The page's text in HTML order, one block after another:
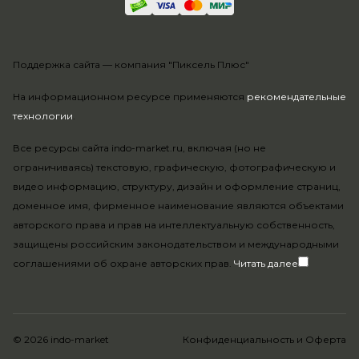
На информационном ресурсе применяются рекомендательные
технологии.
Все ресурсы сайта indo-market.ru, включая (но не
ограничиваясь) текстовую, графическую, фотографическую и
видео информацию, структуру, дизайн и оформление страниц,
доменное имя, фирменное наименование являются объектами
авторского права и прав на интеллектуальную собственность,
защищены российским законодательством и международными
соглашениями об охране авторских прав. Читать далее
Поддержка сайта — компания "Пиксель Плюс"
© 2026 indo-market Конфиденциальность и Оферта